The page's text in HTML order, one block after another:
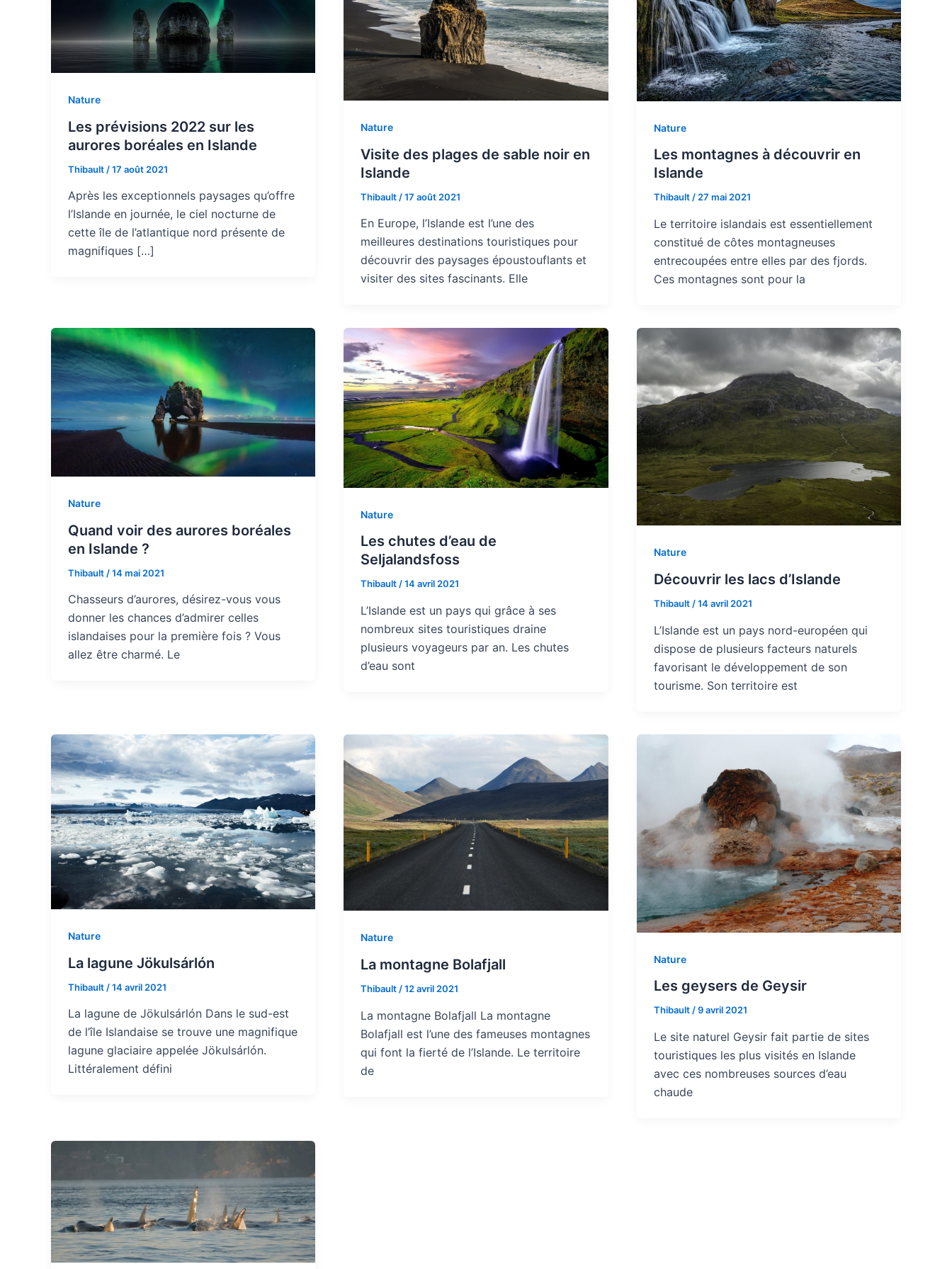
Nature
Les prévisions 2022 sur les
aurores boréales en Islande
Thibault /17 août 2021
Après les exceptionnels paysages qu’offre
l’Islande en journée, le ciel nocturne de
cette île de l’atlantique nord présente de
magnifiques […]
Nature
Visite des plages de sable noir en
Islande
Thibault /17 août 2021
En Europe, l’Islande est l’une des
meilleures destinations touristiques pour
découvrir des paysages époustouflants et
visiter des sites fascinants. Elle
Nature
Les montagnes à découvrir en
Islande
Thibault/27 mai 2021
Le territoire islandais est essentiellement
constitué de côtes montagneuses
entrecoupées entre elles par des fjords.
Ces montagnes sont pour la
Nature
Quand voir des aurores boréales
en Islande ?
Thibault /14 mai 2021
Chasseurs d’aurores, désirez-vous vous
donner les chances d’admirer celles
islandaises pour la première fois ? Vous
allez être charmé. Le
Nature
Les chutes d’eau de
Seljalandsfoss
Thibault/14 avril 2021
L’Islande est un pays qui grâce à ses
nombreux sites touristiques draine
plusieurs voyageurs par an. Les chutes
d’eau sont
Nature
Découvrir les lacs d’Islande
Thibault /14 avril 2021
L’Islande est un pays nord-européen qui
dispose de plusieurs facteurs naturels
favorisant le développement de son
tourisme. Son territoire est
Nature
La lagune Jökulsárlón
Thibault /14 avril 2021
La lagune de Jökulsárlón Dans le sud-est
de l’île Islandaise se trouve une magnifique
lagune glaciaire appelée Jökulsárlón.
Littéralement défini
Nature
La montagne Bolafjall
Thibault /12 avril 2021
La montagne Bolafjall La montagne
Bolafjall est l’une des fameuses montagnes
qui font la fierté de l’Islande. Le territoire
de
Nature
Les geysers de Geysir
Thibault/9 avril 2021
Le site naturel Geysir fait partie de sites
touristiques les plus visités en Islande
avec ces nombreuses sources d’eau
chaude